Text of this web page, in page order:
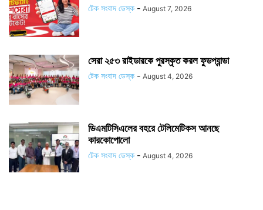
টেক সংবাদ ডেস্ক - August 7, 2026
সেরা ২৫৩ রাইডারকে পুরস্কৃত করল ফুডপ্যান্ডা
টেক সংবাদ ডেস্ক - August 4, 2026
ডিএমটিসিএলের বহরে টেলিমেটিকস আনছে
কারকোপোলো
টেক সংবাদ ডেস্ক - August 4, 2026